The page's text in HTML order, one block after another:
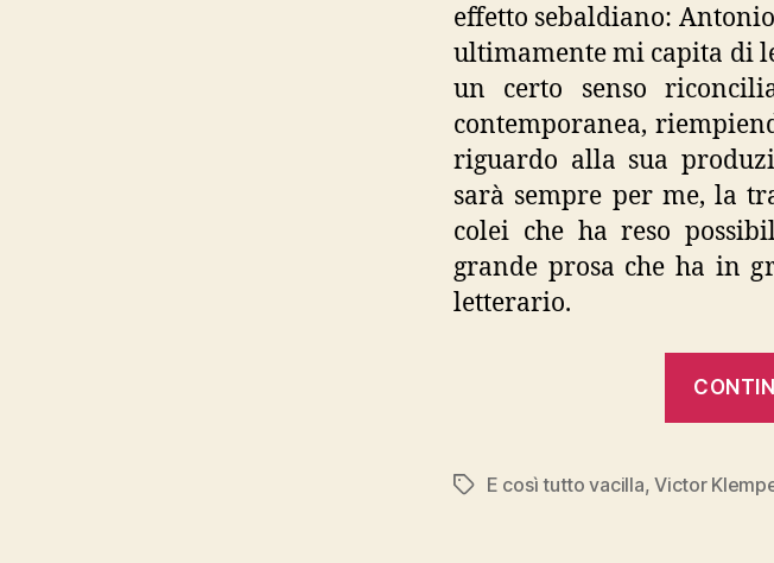
effetto sebaldiano:
ultimamente mi capita di
un certo senso
contemporanea,
riguardo alla sua
sarà sempre per me, la
colei che ha reso
grande prosa che ha in
letterario.
TagsE così tutto vacilla,Victor